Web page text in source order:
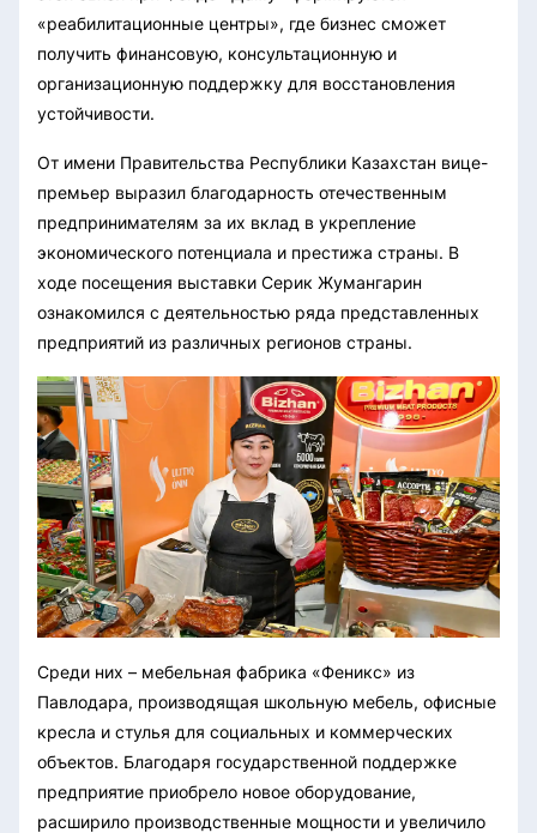
«реабилитационные центры», где бизнес сможет
получить финансовую, консультационную и
организационную поддержку для восстановления
устойчивости.
От имени Правительства Республики Казахстан вице-
премьер выразил благодарность отечественным
предпринимателям за их вклад в укрепление
экономического потенциала и престижа страны. В
ходе посещения выставки Серик Жумангарин
ознакомился с деятельностью ряда представленных
предприятий из различных регионов страны.
Среди них – мебельная фабрика «Феникс» из
Павлодара, производящая школьную мебель, офисные
кресла и стулья для социальных и коммерческих
объектов. Благодаря государственной поддержке
предприятие приобрело новое оборудование,
расширило производственные мощности и увеличило